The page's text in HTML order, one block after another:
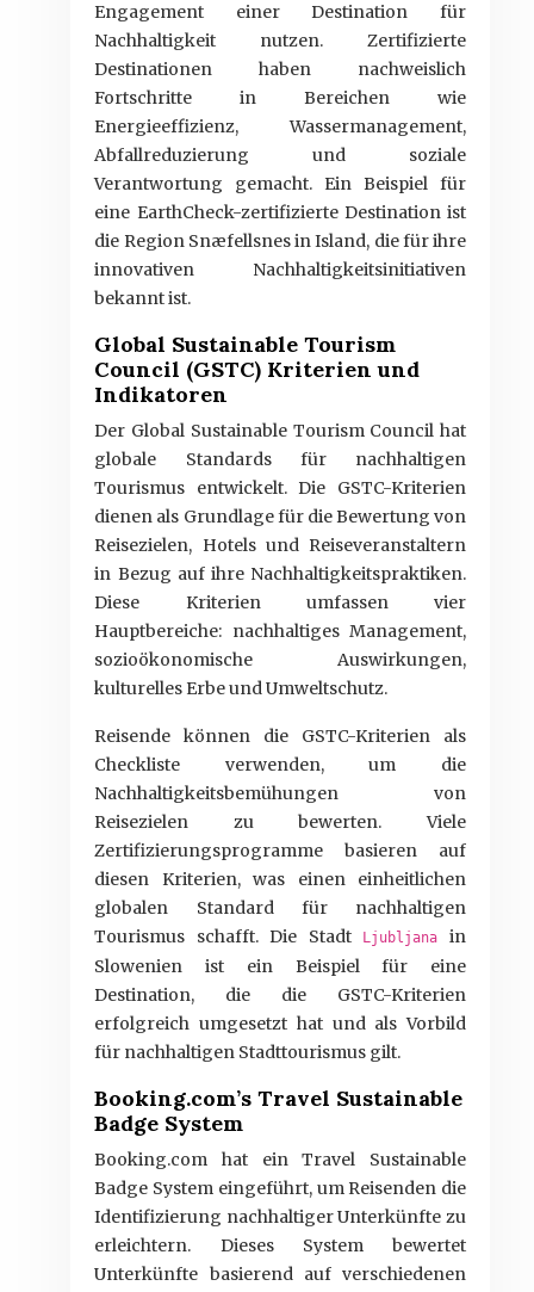
Engagement einer Destination für
Nachhaltigkeit nutzen. Zertifizierte
Destinationen haben nachweislich
Fortschritte in Bereichen wie
Energieeffizienz, Wassermanagement,
Abfallreduzierung und soziale
Verantwortung gemacht. Ein Beispiel für
eine EarthCheck-zertifizierte Destination ist
die Region Snæfellsnes in Island, die für ihre
innovativen Nachhaltigkeitsinitiativen
bekannt ist.
Global Sustainable Tourism
Council (GSTC) Kriterien und
Indikatoren
Der Global Sustainable Tourism Council hat
globale Standards für nachhaltigen
Tourismus entwickelt. Die GSTC-Kriterien
dienen als Grundlage für die Bewertung von
Reisezielen, Hotels und Reiseveranstaltern
in Bezug auf ihre Nachhaltigkeitspraktiken.
Diese Kriterien umfassen vier
Hauptbereiche: nachhaltiges Management,
sozioökonomische Auswirkungen,
kulturelles Erbe und Umweltschutz.
Reisende können die GSTC-Kriterien als
Checkliste verwenden, um die
Nachhaltigkeitsbemühungen von
Reisezielen zu bewerten. Viele
Zertifizierungsprogramme basieren auf
diesen Kriterien, was einen einheitlichen
globalen Standard für nachhaltigen
Tourismus schafft. Die Stadt
Ljubljana
in
Slowenien ist ein Beispiel für eine
Destination, die die GSTC-Kriterien
erfolgreich umgesetzt hat und als Vorbild
für nachhaltigen Stadttourismus gilt.
Booking.com’s Travel Sustainable
Badge System
Booking.com hat ein Travel Sustainable
Badge System eingeführt, um Reisenden die
Identifizierung nachhaltiger Unterkünfte zu
erleichtern. Dieses System bewertet
Unterkünfte basierend auf verschiedenen